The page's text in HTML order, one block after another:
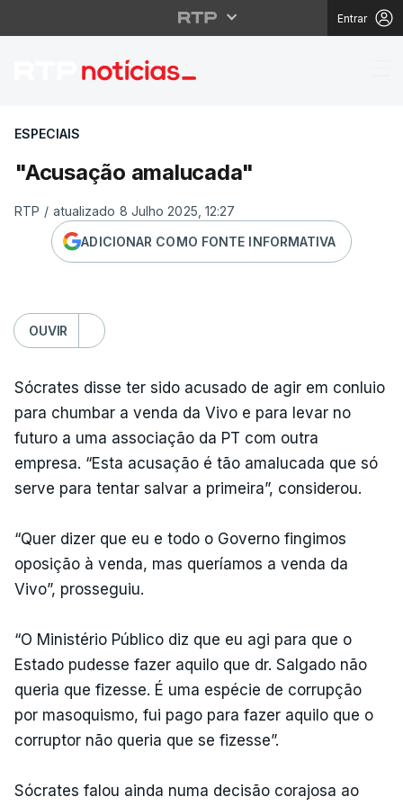
Entrar
"Acusação
ESPECIAIS
"Acusação amalucada"
RTP / atualizado 8 Julho 2025, 12:27
ADICIONAR COMO FONTE INFORMATIVA
OUVIR
Sócrates disse ter sido acusado de agir em conluio
para chumbar a venda da Vivo e para levar no
futuro a uma associação da PT com outra
empresa. “Esta acusação é tão amalucada que só
serve para tentar salvar a primeira”, considerou.
“Quer dizer que eu e todo o Governo fingimos
oposição à venda, mas queríamos a venda da
Vivo”, prosseguiu.
“O Ministério Público diz que eu agi para que o
Estado pudesse fazer aquilo que dr. Salgado não
queria que fizesse. É uma espécie de corrupção
por masoquismo, fui pago para fazer aquilo que o
corruptor não queria que se fizesse”.
Sócrates falou ainda numa decisão corajosa ao